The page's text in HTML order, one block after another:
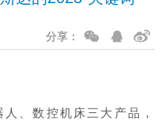
分享：
、数控机床三大产品，